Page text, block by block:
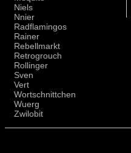
Niels
Nnier
Radflamingos
Rainer
Rebellmarkt
Retrogrouch
Rollinger
Sven
Vert
Wortschnittchen
Wuerg
Zwilobit